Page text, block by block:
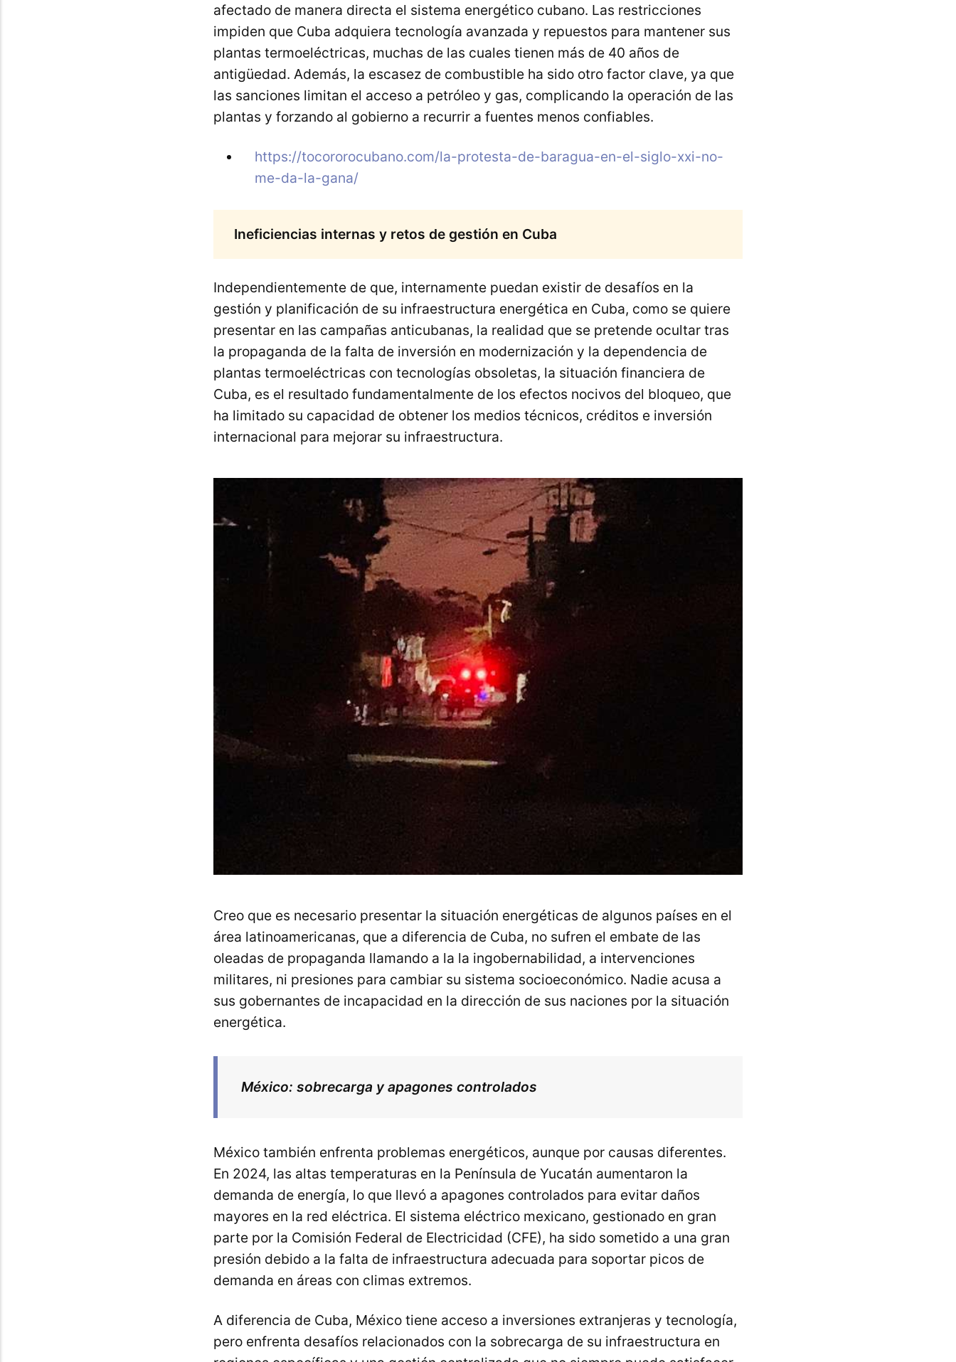
afectado de manera directa el sistema energético cubano. Las restricciones
impiden que Cuba adquiera tecnología avanzada y repuestos para mantener sus
plantas termoeléctricas, muchas de las cuales tienen más de 40 años de
antigüedad. Además, la escasez de combustible ha sido otro factor clave, ya que
las sanciones limitan el acceso a petróleo y gas, complicando la operación de las
plantas y forzando al gobierno a recurrir a fuentes menos confiables​.
https://tocororocubano.com/la-protesta-de-baragua-en-el-siglo-xxi-no-
me-da-la-gana/
Ineficiencias internas y retos de gestión en Cuba
Independientemente de que, internamente puedan existir de desafíos en la
gestión y planificación de su infraestructura energética en Cuba, como se quiere
presentar en las campañas anticubanas, la realidad que se pretende ocultar tras
la propaganda de la falta de inversión en modernización y la dependencia de
plantas termoeléctricas con tecnologías obsoletas, la situación financiera de
Cuba, es el resultado fundamentalmente de los efectos nocivos del bloqueo, que
ha limitado su capacidad de obtener los medios técnicos, créditos e inversión
internacional para mejorar su infraestructura​.
Creo que es necesario presentar la situación energéticas de algunos países en el
área latinoamericanas, que a diferencia de Cuba, no sufren el embate de las
oleadas de propaganda llamando a la la ingobernabilidad, a intervenciones
militares, ni presiones para cambiar su sistema socioeconómico. Nadie acusa a
sus gobernantes de incapacidad en la dirección de sus naciones por la situación
energética.
México: sobrecarga y apagones controlados
México también enfrenta problemas energéticos, aunque por causas diferentes.
En 2024, las altas temperaturas en la Península de Yucatán aumentaron la
demanda de energía, lo que llevó a apagones controlados para evitar daños
mayores en la red eléctrica. El sistema eléctrico mexicano, gestionado en gran
parte por la Comisión Federal de Electricidad (CFE), ha sido sometido a una gran
presión debido a la falta de infraestructura adecuada para soportar picos de
demanda en áreas con climas extremos​.
A diferencia de Cuba, México tiene acceso a inversiones extranjeras y tecnología,
pero enfrenta desafíos relacionados con la sobrecarga de su infraestructura en